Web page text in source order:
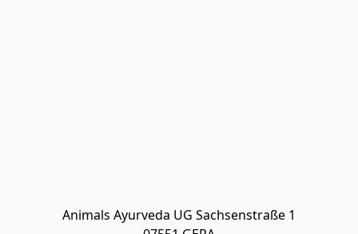
Animals Ayurveda UG Sachsenstraße 1